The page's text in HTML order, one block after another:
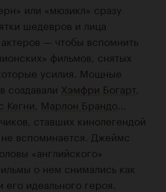
или «мюзикл» сразу
шедевров и лица
— чтобы вспомнить
фильмов, снятых
усилия. Мощные
создавали Хэмфри Богарт
Кегни Марлон Брандо
ставших кинолегендой
вспоминается. Джеймс
«английского»
о нем снимались как
идеального героя.